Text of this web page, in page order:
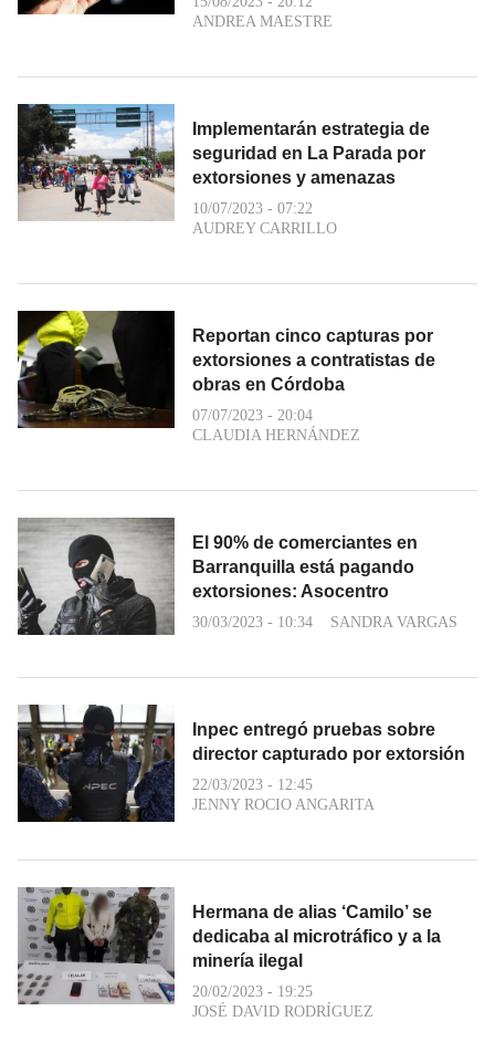
ANDREA MAESTRE
Implementarán estrategia de
seguridad en La Parada por
extorsiones y amenazas
10/07/2023 - 07:22
AUDREY CARRILLO
Reportan cinco capturas por
extorsiones a contratistas de
obras en Córdoba
07/07/2023 - 20:04
CLAUDIA HERNÁNDEZ
El 90% de comerciantes en
Barranquilla está pagando
extorsiones: Asocentro
30/03/2023 - 10:34 SANDRA VARGAS
Inpec entregó pruebas sobre
director capturado por extorsión
22/03/2023 - 12:45
JENNY ROCIO ANGARITA
Hermana de alias ‘Camilo’ se
dedicaba al microtráfico y a la
minería ilegal
20/02/2023 - 19:25
JOSÉ DAVID RODRÍGUEZ